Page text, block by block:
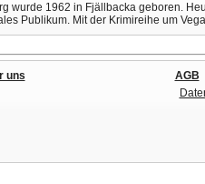
wurde 1962 in Fjällbacka geboren.
Publikum. Mit der Krimireihe um
uns
AGB